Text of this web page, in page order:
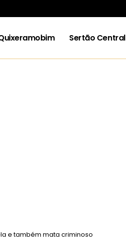
Sertão Central
e também mata criminoso